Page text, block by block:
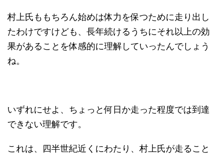
村上氏ももちろん始めは体力を保つために走り出し
たわけですけども、長年続けるうちにそれ以上の効
果があることを体感的に理解していったんでしょう
ね。
いずれにせよ、ちょっと何日か走った程度では到達
できない理解です。
これは、四半世紀近くにわたり、村上氏が走ること